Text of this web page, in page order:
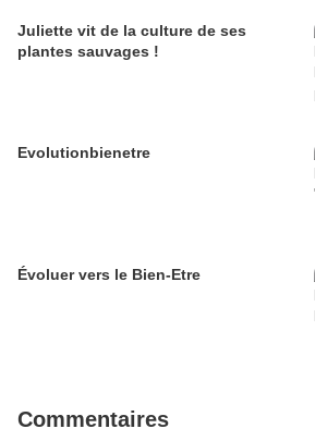
Juliette vit de la culture de ses
plantes sauvages !
Evolutionbienetre
Évoluer vers le Bien-Etre
Commentaires